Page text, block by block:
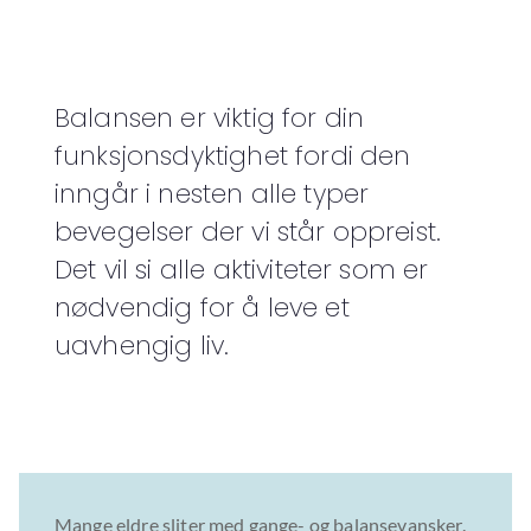
Balansen er viktig for din
funksjonsdyktighet fordi den
inngår i nesten alle typer
bevegelser der vi står oppreist.
Det vil si alle aktiviteter som er
nødvendig for å leve et
uavhengig liv.
Mange eldre sliter med gange- og balansevansker.